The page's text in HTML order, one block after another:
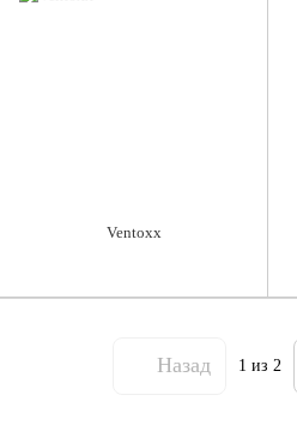
Ventoxx
Назад 1 из 2